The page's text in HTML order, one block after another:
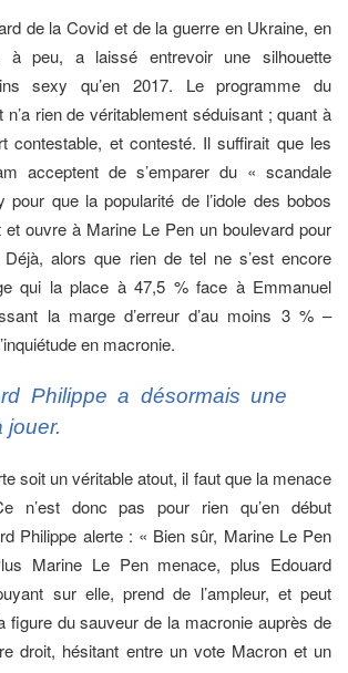
de la Covid et de la guerre en Ukraine, en
à peu, a laissé entrevoir une silhouette
sexy qu’en 2017. Le programme du
n’a rien de véritablement séduisant ; quant à
contestable, et contesté. Il suffirait que les
acceptent de s’emparer du « scandale
pour que la popularité de l’idole des bobos
et ouvre à Marine Le Pen un boulevard pour
alors que rien de tel ne s’est encore
qui la place à 47,5 % face à Emmanuel
la marge d’erreur d’au moins 3 % –
en macronie.
Philippe a désormais une
jouer.
soit un véritable atout, il faut que la menace
n’est donc pas pour rien qu’en début
Philippe alerte : « Bien sûr, Marine Le Pen
Marine Le Pen menace, plus Edouard
sur elle, prend de l’ampleur, et peut
figure du sauveur de la macronie auprès de
droit, hésitant entre un vote Macron et un